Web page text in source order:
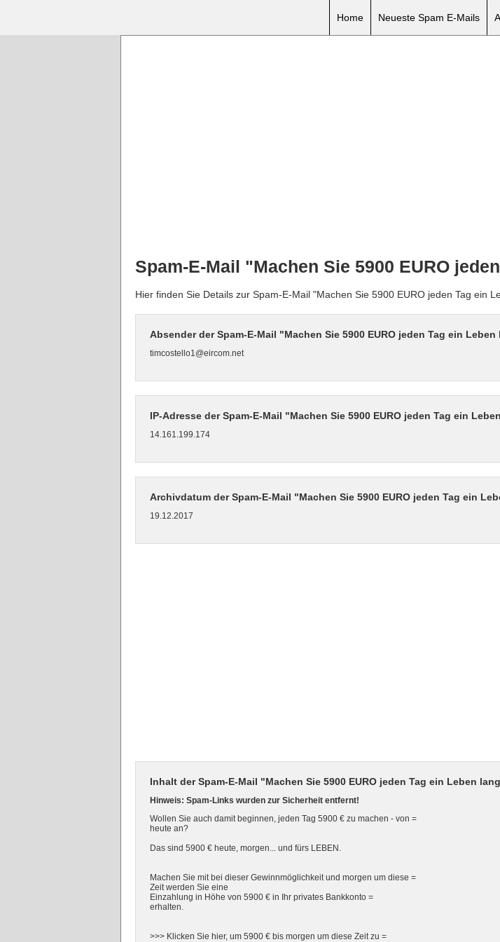
Home Neueste Spam E-Mails
Spam-E-Mail "Machen Sie 5900 EURO
Hier finden Sie Details zur Spam-E-Mail "Machen Sie 5900 EURO jeden Tag ein
Absender der Spam-E-Mail "Machen Sie 5900 EURO jeden Tag ein Leben
timcostello1@eircom.net
IP-Adresse der Spam-E-Mail "Machen Sie 5900 EURO jeden Tag ein
14.161.199.174
Archivdatum der Spam-E-Mail "Machen Sie 5900 EURO jeden Tag ein
19.12.2017
Inhalt der Spam-E-Mail "Machen Sie 5900 EURO jeden Tag ein Leben
Hinweis: Spam-Links wurden zur Sicherheit entfernt!
Wollen Sie auch damit beginnen, jeden Tag 5900 € zu machen - von =
heute an?
Das sind 5900 € heute, morgen... und fürs LEBEN.
Machen Sie mit bei dieser Gewinnmöglichkeit und morgen um diese =
Zeit werden Sie eine
Einzahlung in Höhe von 5900 € in Ihr privates Bankkonto =
erhalten.
>>> Klicken Sie hier, um 5900 € bis morgen um diese Zeit zu =